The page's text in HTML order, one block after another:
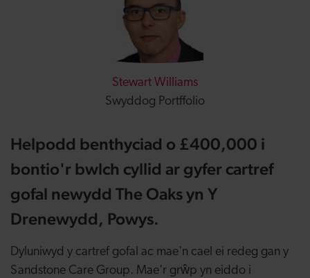
Stewart Williams
Swyddog Portffolio
Helpodd benthyciad o £400,000 i
bontio'r bwlch cyllid ar gyfer cartref
gofal newydd The Oaks yn Y
Drenewydd, Powys.
Dyluniwyd y cartref gofal ac mae'n cael ei redeg gan y
Sandstone Care Group. Mae'r grŵp yn eiddo i